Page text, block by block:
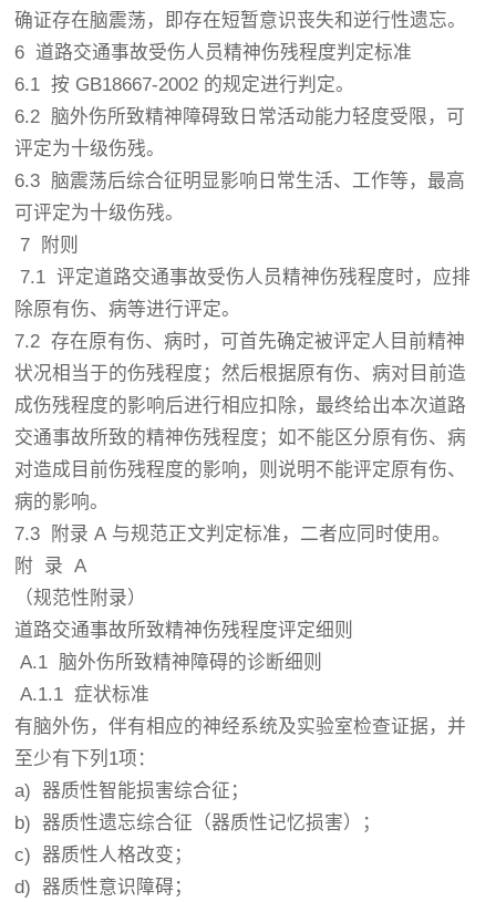
确证存在脑震荡，即存在短暂意识丧失和逆行性遗忘。
6 道路交通事故受伤人员精神伤残程度判定标准
6.1 按 GB18667-2002 的规定进行判定。
6.2 脑外伤所致精神障碍致日常活动能力轻度受限，可
评定为十级伤残。
6.3 脑震荡后综合征明显影响日常生活、工作等，最高
可评定为十级伤残。
7 附则
7.1 评定道路交通事故受伤人员精神伤残程度时，应排
除原有伤、病等进行评定。
7.2 存在原有伤、病时，可首先确定被评定人目前精神
状况相当于的伤残程度；然后根据原有伤、病对目前造
成伤残程度的影响后进行相应扣除，最终给出本次道路
交通事故所致的精神伤残程度；如不能区分原有伤、病
对造成目前伤残程度的影响，则说明不能评定原有伤、
病的影响。
7.3 附录 A 与规范正文判定标准，二者应同时使用。
附 录 A
（规范性附录）
道路交通事故所致精神伤残程度评定细则
A.1 脑外伤所致精神障碍的诊断细则
A.1.1 症状标准
有脑外伤，伴有相应的神经系统及实验室检查证据，并
至少有下列1项：
a) 器质性智能损害综合征；
b) 器质性遗忘综合征（器质性记忆损害）；
c) 器质性人格改变；
d) 器质性意识障碍；